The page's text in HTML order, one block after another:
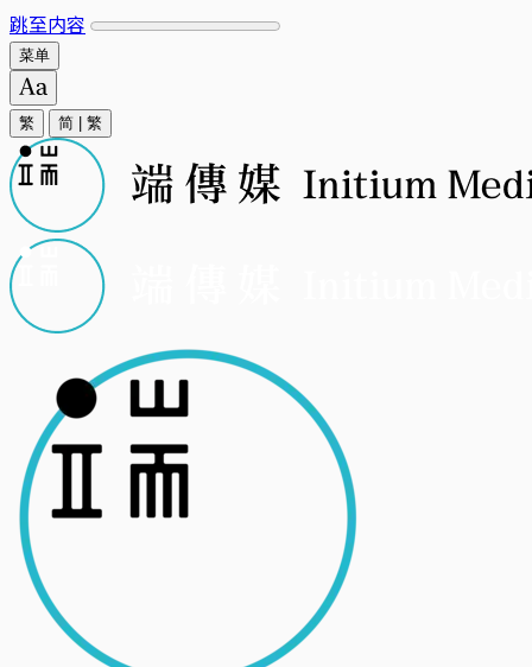
跳至内容
菜单
繁 简 繁